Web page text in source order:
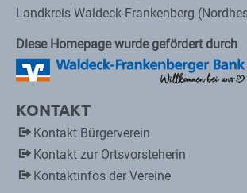
Landkreis Waldeck-Frankenberg
Diese Homepage wurde gefördert durch
KONTAKT
Kontakt Bürgerverein
Kontakt zur Ortsvorsteherin
Kontaktinfos der Vereine